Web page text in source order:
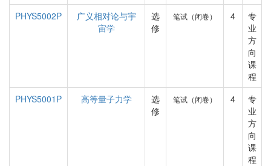
PHYS5002P
广义相对论与宇
宙学
选
修
笔试（闭卷） 4
专
业
方
向
课
程
PHYS5001P
高等量子力学
选
修
笔试（闭卷） 4
专
业
方
向
课
程